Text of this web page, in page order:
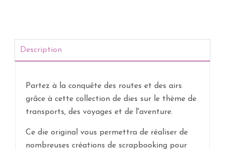
Description
Partez à la conquête des routes et des airs
grâce à cette collection de dies sur le thème de
transports, des voyages et de l'aventure.
Ce die original vous permettra de réaliser de
nombreuses créations de scrapbooking pour